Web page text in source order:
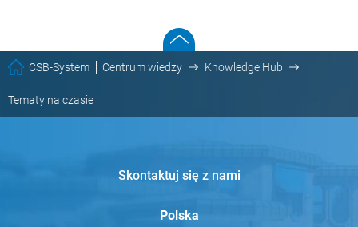
CSB-System Centrum wiedzy Knowledge Hub
Tematy na czasie
Skontaktuj się z nami
Polska